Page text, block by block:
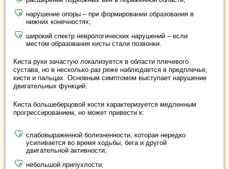
нарушение опоры – при формировании образования в
нижних конечностях;
широкий спектр неврологических нарушений – если
местом образования кисты стали позвонки.
Киста руки зачастую локализуется в области плечевого
сустава, но в несколько раз реже наблюдается в предплечье,
кисти и пальцах. Основным симптомом выступает нарушение
двигательных функций.
Киста большеберцовой кости характеризуется медленным
прогрессированием, но может привести к:
слабовыраженной болезненности, которая нередко
усиливается во время ходьбы, бега и другой
двигательной активности;
небольшой припухлости;